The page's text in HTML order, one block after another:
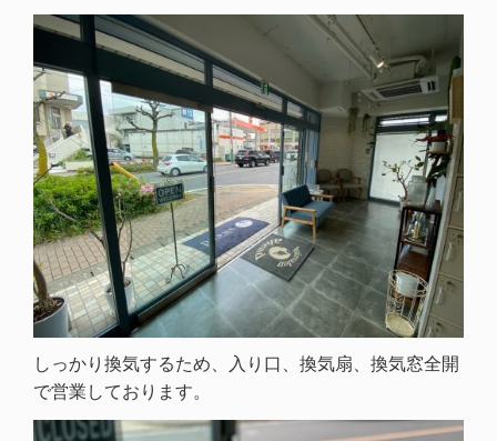
しっかり換気するため、入り口、換気扇、換気窓全開
で営業しております。